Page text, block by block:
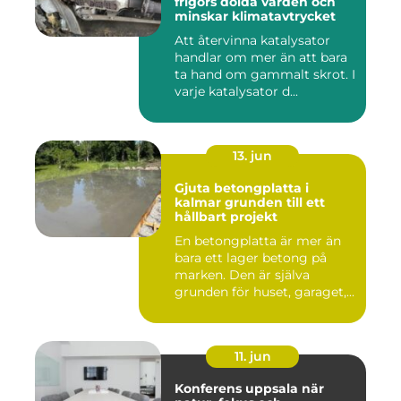
minskar klimatavtrycket
Att återvinna katalysator
handlar om mer än att bara
ta hand om gammalt skrot. I
varje katalysator d...
13. jun
Gjuta betongplatta i
kalmar grunden till ett
hållbart projekt
En betongplatta är mer än
bara ett lager betong på
marken. Den är själva
grunden för huset, garaget,...
11. jun
Konferens uppsala när